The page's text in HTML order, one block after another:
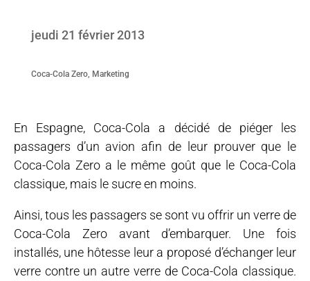
jeudi 21 février 2013
Coca-Cola Zero, Marketing
En Espagne, Coca-Cola a décidé de piéger les
passagers d’un avion afin de leur prouver que le
Coca-Cola Zero a le même goût que le Coca-Cola
classique, mais le sucre en moins.
Ainsi, tous les passagers se sont vu offrir un verre de
Coca-Cola Zero avant d’embarquer. Une fois
installés, une hôtesse leur a proposé d’échanger leur
verre contre un autre verre de Coca-Cola classique.